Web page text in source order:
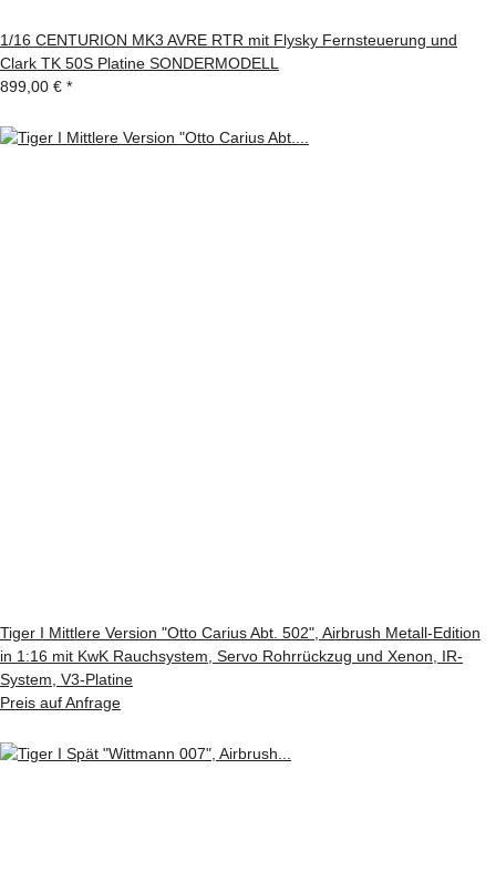
1/16 CENTURION MK3 AVRE RTR mit Flysky Fernsteuerung und
Clark TK 50S Platine SONDERMODELL
899,00 € *
Tiger I Mittlere Version "Otto Carius Abt. 502", Airbrush Metall-Edition
in 1:16 mit KwK Rauchsystem, Servo Rohrrückzug und Xenon, IR-
System, V3-Platine
Preis auf Anfrage